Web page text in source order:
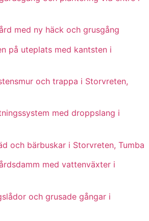
med ny häck och grusgång
på uteplats med kantsten i
och trappa i Storvreten,
med droppslang i
och bärbuskar i Storvreten, Tumba
med vattenväxter i
och grusade gångar i